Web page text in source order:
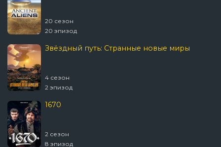
20 сезон
20 эпизод
Звёздный путь: Странные новые миры
4 сезон
2 эпизод
1670
2 сезон
8 эпизод